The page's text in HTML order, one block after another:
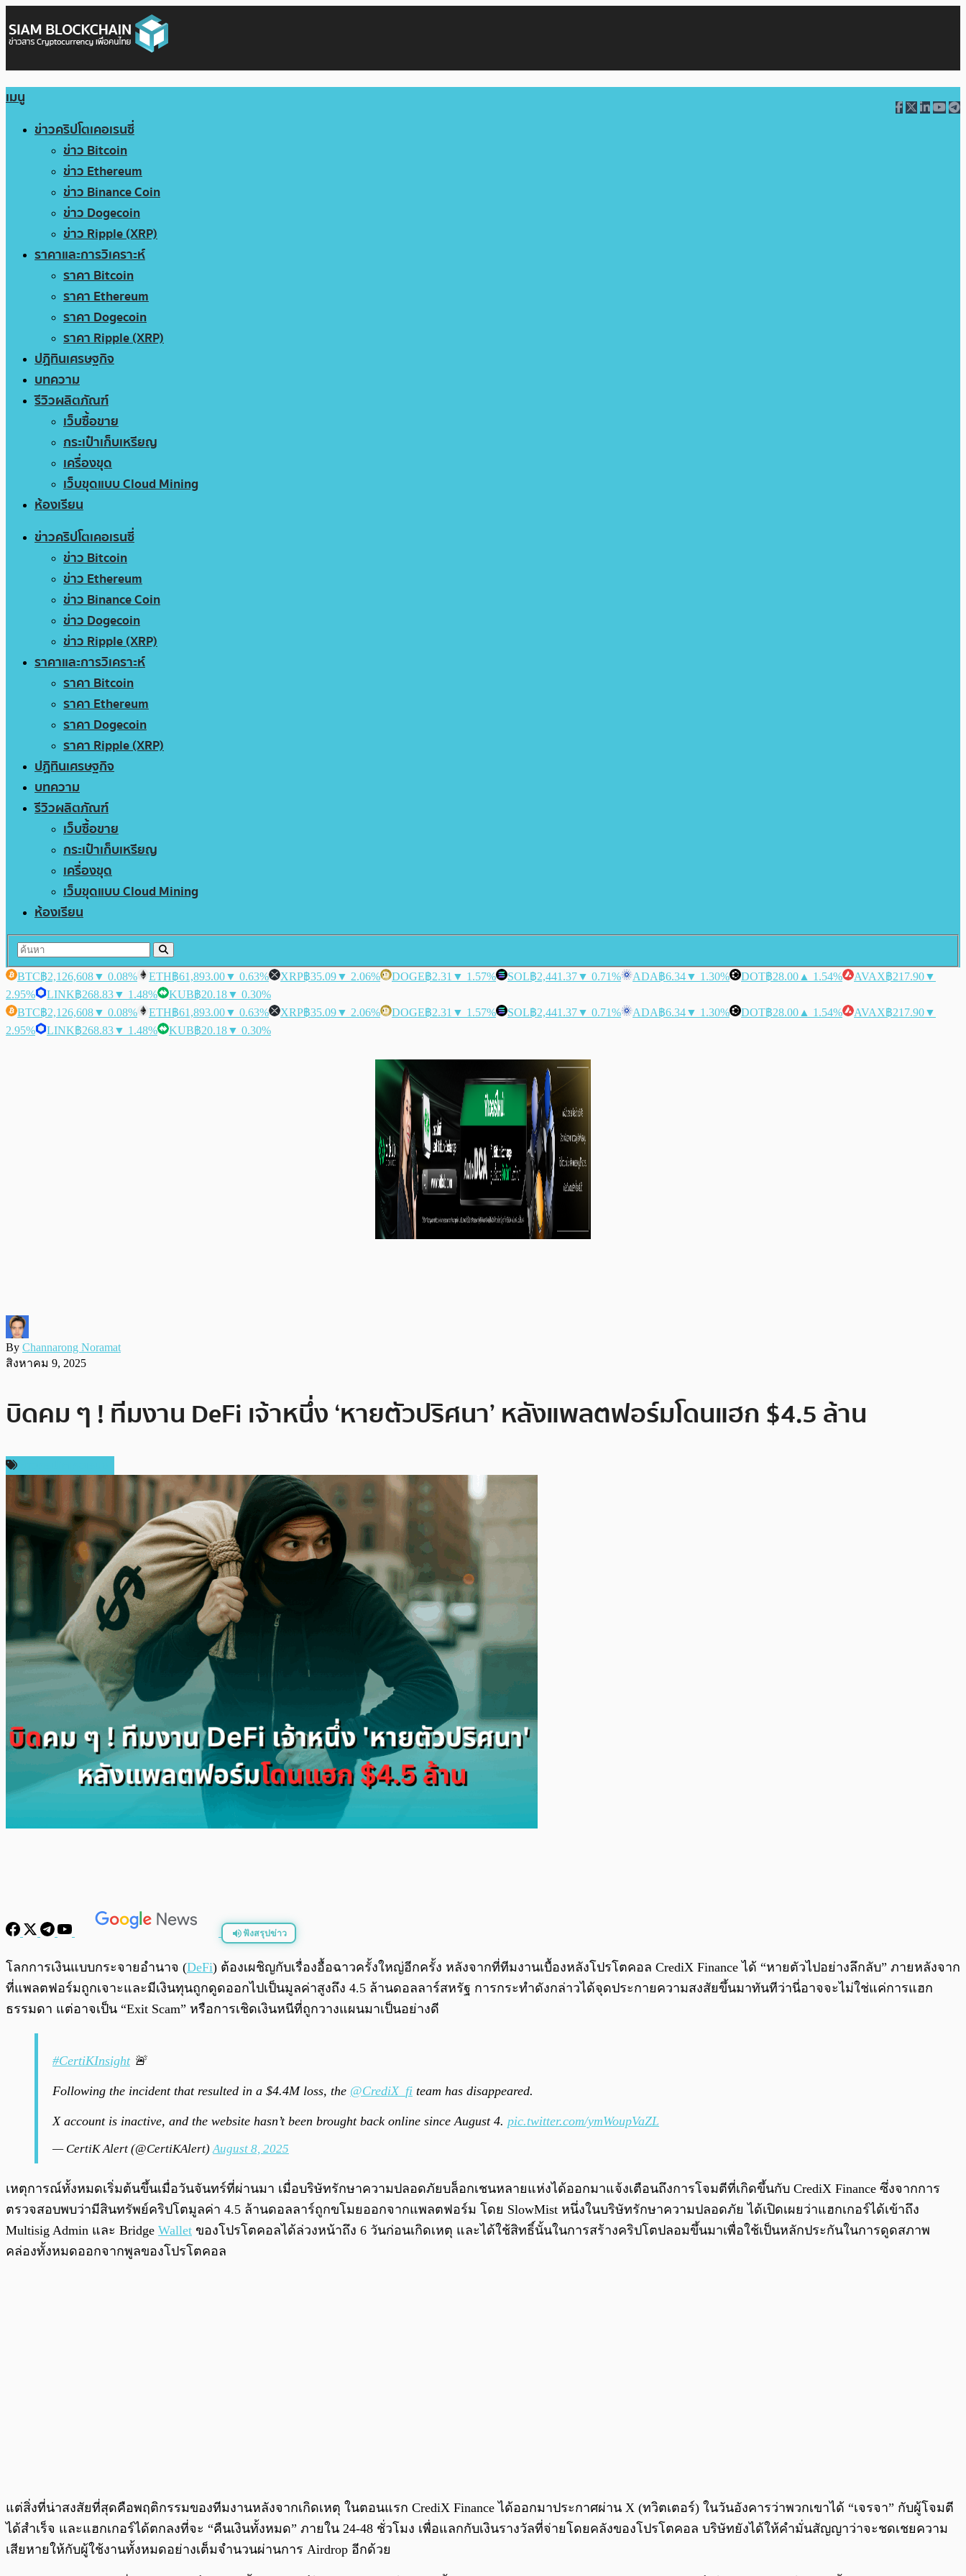
เมนู
ข่าวคริปโตเคอเรนซี่
ข่าว Bitcoin
ข่าว Ethereum
ข่าว Binance Coin
ข่าว Dogecoin
ข่าว Ripple (XRP)
ราคาและการวิเคราะห์
ราคา Bitcoin
ราคา Ethereum
ราคา Dogecoin
ราคา Ripple (XRP)
ปฏิทินเศรษฐกิจ
บทความ
รีวิวผลิตภัณฑ์
เว็บซื้อขาย
กระเป๋าเก็บเหรียญ
เครื่องขุด
เว็บขุดแบบ Cloud Mining
ห้องเรียน
ข่าวคริปโตเคอเรนซี่
ข่าว Bitcoin
ข่าว Ethereum
ข่าว Binance Coin
ข่าว Dogecoin
ข่าว Ripple (XRP)
ราคาและการวิเคราะห์
ราคา Bitcoin
ราคา Ethereum
ราคา Dogecoin
ราคา Ripple (XRP)
ปฏิทินเศรษฐกิจ
บทความ
รีวิวผลิตภัณฑ์
เว็บซื้อขาย
กระเป๋าเก็บเหรียญ
เครื่องขุด
เว็บขุดแบบ Cloud Mining
ห้องเรียน
BTC฿2,126,608▼ 0.08% ETH฿61,893.00▼ 0.63% XRP฿35.09▼ 2.06% DOGE฿2.31 ▼ 1.57% SOL฿2,441.37▼ 0.71% ADA฿6.34▼ 1.30% DOT฿28.00 ▲ 1.54% AVAX฿217.90▼
2.95%
LINK฿268.83▼ 1.48% KUB฿20.18▼ 0.30%
BTC฿2,126,608▼ 0.08% ETH฿61,893.00▼ 0.63% XRP฿35.09▼ 2.06% DOGE฿2.31 ▼ 1.57% SOL฿2,441.37▼ 0.71% ADA฿6.34▼ 1.30% DOT฿28.00 ▲ 1.54% AVAX฿217.90▼
2.95%
LINK฿268.83▼ 1.48% KUB฿20.18▼ 0.30%
By Channarong Noramat
สิงหาคม 9, 2025
บิดคม ๆ ! ทีมงาน DeFi เจ้าหนึ่ง ‘หายตัวปริศนา’ หลังแพลตฟอร์มโดนแฮก $4.5 ล้าน
ฟังสรุปข่าว
พร้อมเล่น 0:00 /
โลกการเงินแบบกระจายอำนาจ (DeFi) ต้องเผชิญกับเรื่องอื้อฉาวครั้งใหญ่อีกครั้ง หลังจากที่ทีมงานเบื้องหลังโปรโตคอล CrediX Finance ได้ “หายตัวไปอย่างลึกลับ” ภายหลังจาก
ที่แพลตฟอร์มถูกเจาะและมีเงินทุนถูกดูดออกไปเป็นมูลค่าสูงถึง 4.5 ล้านดอลลาร์สหรัฐ การกระทำดังกล่าวได้จุดประกายความสงสัยขึ้นมาทันทีว่านี่อาจจะไม่ใช่แค่การแฮก
ธรรมดา แต่อาจเป็น “Exit Scam” หรือการเชิดเงินหนีที่ถูกวางแผนมาเป็นอย่างดี
#CertiKInsight🚨
Following the incident that resulted in a $4.4M loss, the @CrediX_fi team has disappeared.
X account is inactive, and the website hasn’t been brought back online since August 4. pic.twitter.com/ymWoupVaZL
— CertiK Alert (@CertiKAlert)August 8, 2025
เหตุการณ์ทั้งหมดเริ่มต้นขึ้นเมื่อวันจันทร์ที่ผ่านมา เมื่อบริษัทรักษาความปลอดภัยบล็อกเชนหลายแห่งได้ออกมาแจ้งเตือนถึงการโจมตีที่เกิดขึ้นกับ CrediX Finance ซึ่งจากการ
ตรวจสอบพบว่ามีสินทรัพย์คริปโตมูลค่า 4.5 ล้านดอลลาร์ถูกขโมยออกจากแพลตฟอร์ม โดย SlowMist หนึ่งในบริษัทรักษาความปลอดภัย ได้เปิดเผยว่าแฮกเกอร์ได้เข้าถึง
Multisig Admin และ Bridge Wallet ของโปรโตคอลได้ล่วงหน้าถึง 6 วันก่อนเกิดเหตุ และได้ใช้สิทธิ์นั้นในการสร้างคริปโตปลอมขึ้นมาเพื่อใช้เป็นหลักประกันในการดูดสภาพ
คล่องทั้งหมดออกจากพูลของโปรโตคอล
แต่สิ่งที่น่าสงสัยที่สุดคือพฤติกรรมของทีมงานหลังจากเกิดเหตุ ในตอนแรก CrediX Finance ได้ออกมาประกาศผ่าน X (ทวิตเตอร์) ในวันอังคารว่าพวกเขาได้ “เจรจา” กับผู้โจมตี
ได้สำเร็จ และแฮกเกอร์ได้ตกลงที่จะ “คืนเงินทั้งหมด” ภายใน 24-48 ชั่วโมง เพื่อแลกกับเงินรางวัลที่จ่ายโดยคลังของโปรโตคอล บริษัทยังได้ให้คำมั่นสัญญาว่าจะชดเชยความ
เสียหายให้กับผู้ใช้งานทั้งหมดอย่างเต็มจำนวนผ่านการ Airdrop อีกด้วย